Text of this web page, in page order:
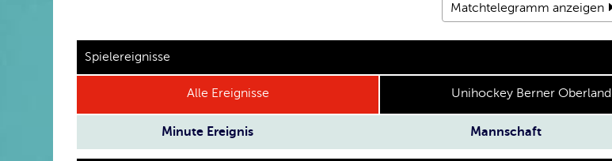
Matchtelegramm anzeigen
Spielereignisse
Alle Ereignisse Unihockey Berner Oberland
Minute Ereignis Mannschaft